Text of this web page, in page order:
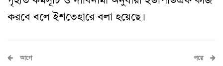
করবে বলে ইশতেহারে বলা হয়েছে।
আগে পরে